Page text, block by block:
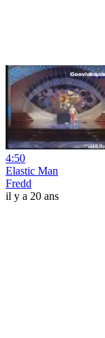
4:50
Elastic Man
Fredd
il y a 20 ans